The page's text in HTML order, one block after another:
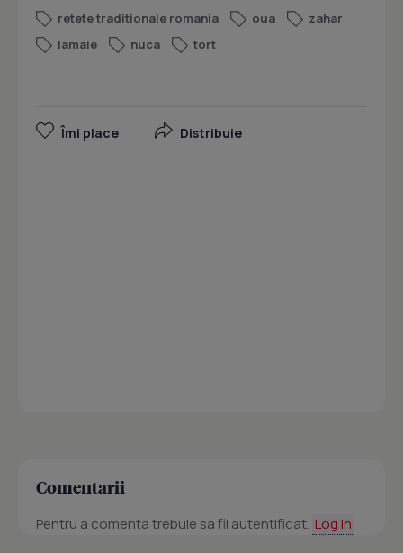
retete traditionale romania oua
zahar
lamaie
nuca tort
Îmi place Distribuie
Comentarii
Pentru a comenta trebuie sa fii autentificat. Log in